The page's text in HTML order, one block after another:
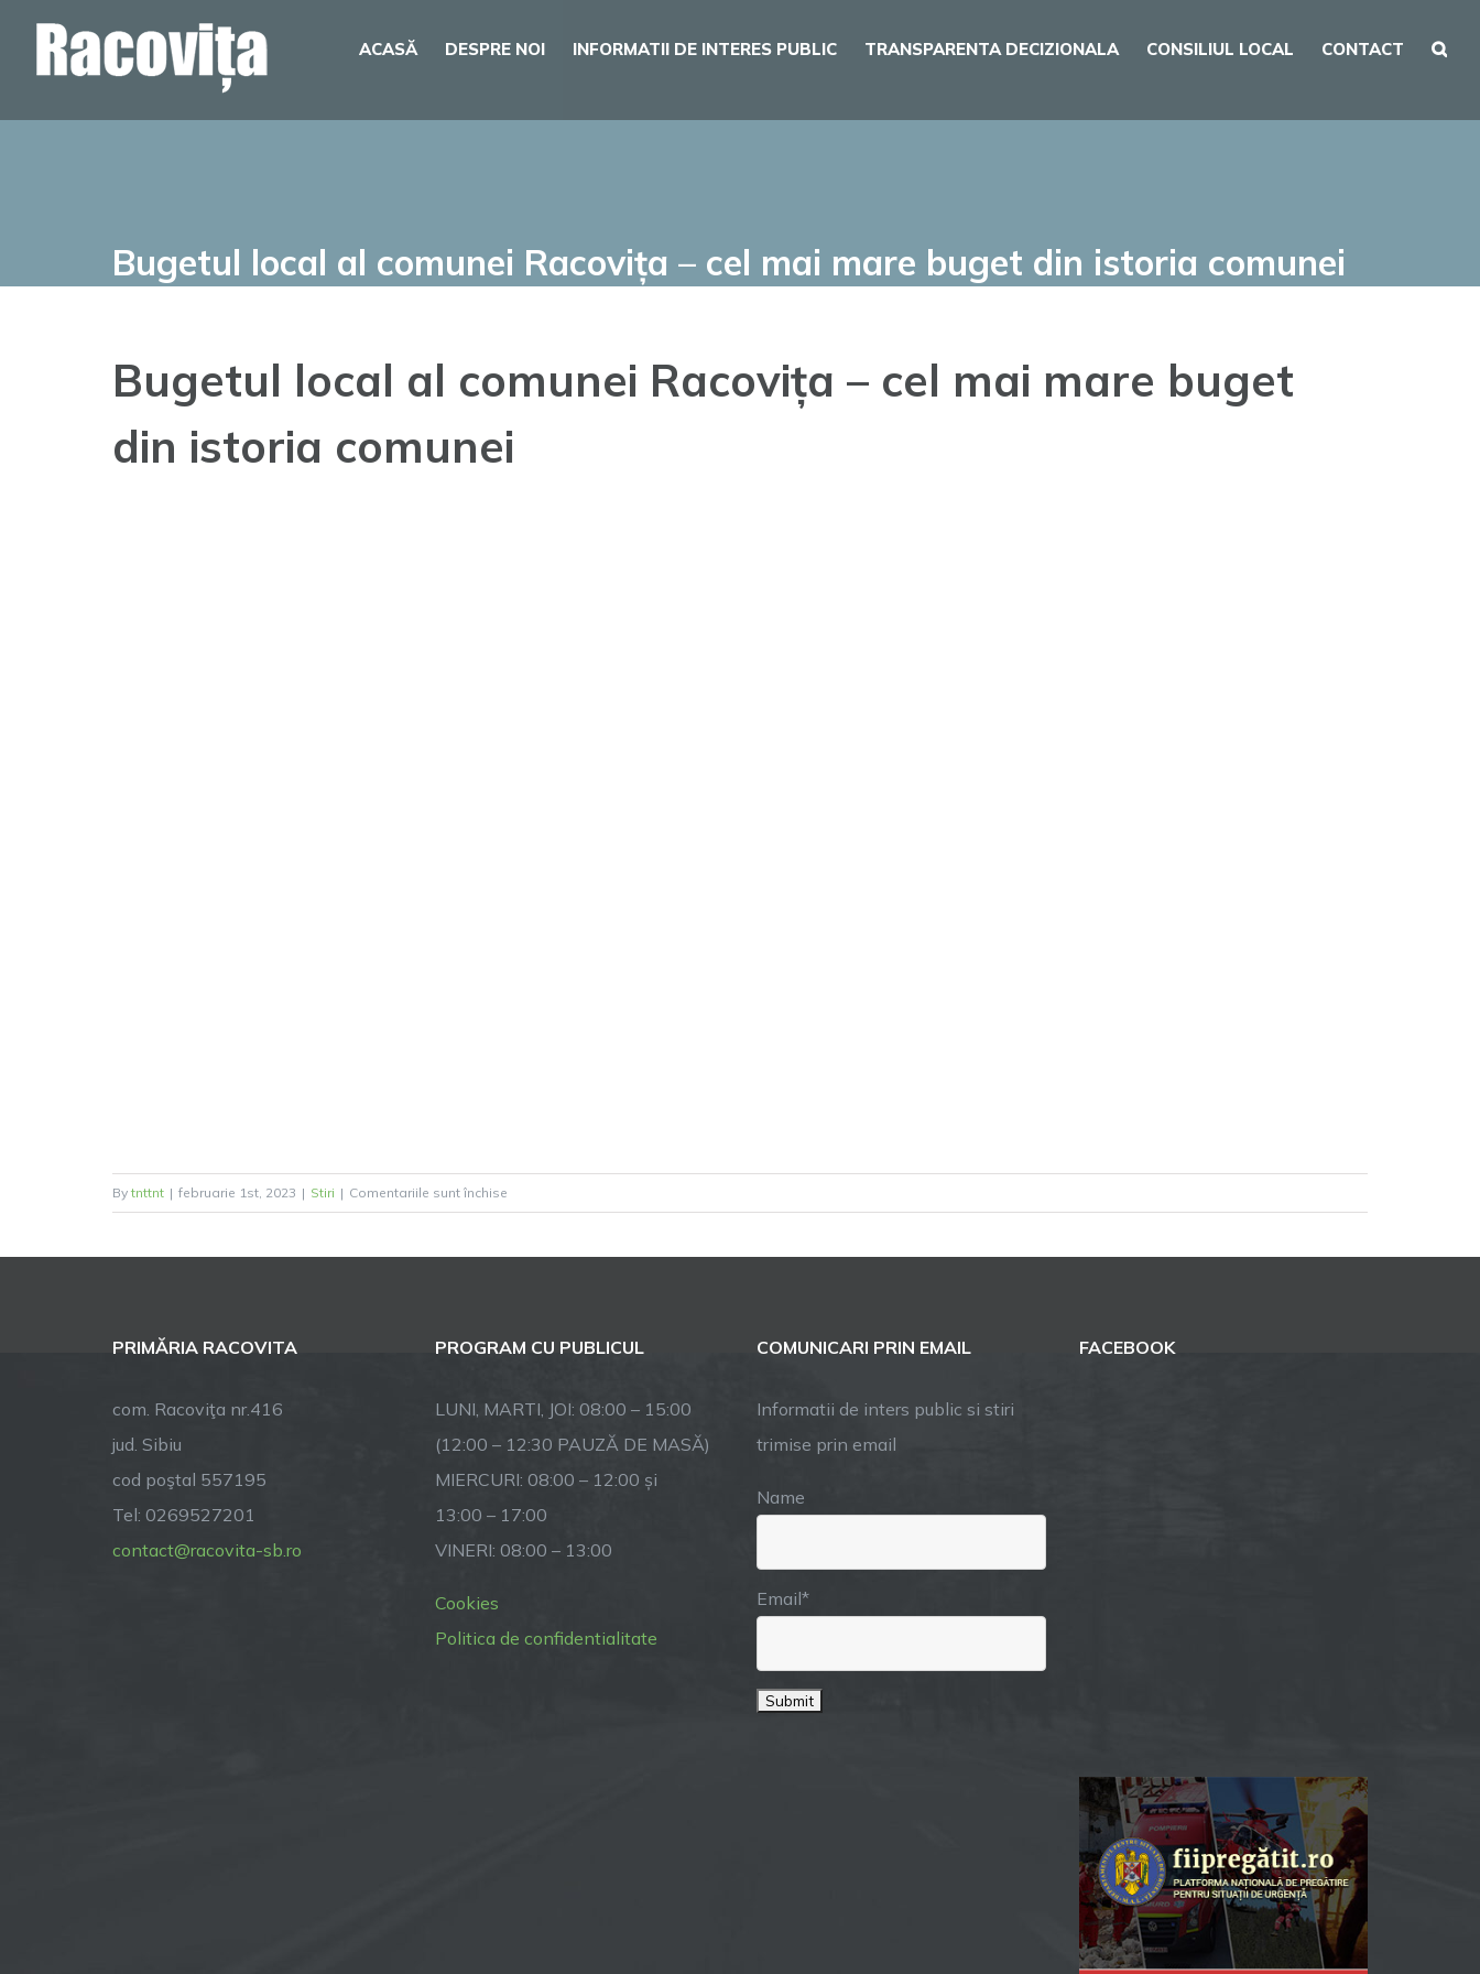
ACASĂ DESPRE NOI INFORMATII DE INTERES PUBLIC TRANSPARENTA DECIZIONALA CONSILIUL LOCAL CONTACT
Bugetul local al comunei Racovița – cel mai mare buget din istoria comunei
Bugetul local al comunei Racovița – cel mai mare buget
din istoria comunei
By tnttnt | februarie 1st, 2023 | Stiri | Comentariile sunt închise
Bugetul
–
mai
buget
din
istoria
PRIMĂRIA RACOVITA
com. Racoviţa nr.416
jud. Sibiu
cod poştal 557195
Tel: 0269527201
contact@racovita-sb.ro
PROGRAM CU PUBLICUL
LUNI, MARTI, JOI: 08:00 – 15:00
(12:00 – 12:30 PAUZĂ DE MASĂ)
MIERCURI: 08:00 – 12:00 și
13:00 – 17:00
VINERI: 08:00 – 13:00
Cookies
Politica de confidentialitate
COMUNICARI PRIN EMAIL
Informatii de inters public si stiri
trimise prin email
Name
Email*
FACEBOOK